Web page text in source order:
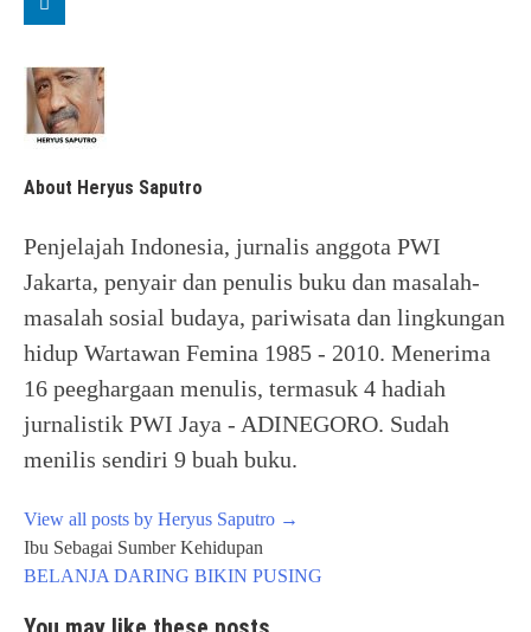
About Heryus Saputro
Penjelajah Indonesia, jurnalis anggota PWI
Jakarta, penyair dan penulis buku dan masalah-
masalah sosial budaya, pariwisata dan lingkungan
hidup Wartawan Femina 1985 - 2010. Menerima
16 peeghargaan menulis, termasuk 4 hadiah
jurnalistik PWI Jaya - ADINEGORO. Sudah
menilis sendiri 9 buah buku.
View all posts by Heryus Saputro →
Post
navigation
Ibu Sebagai Sumber Kehidupan
BELANJA DARING BIKIN PUSING